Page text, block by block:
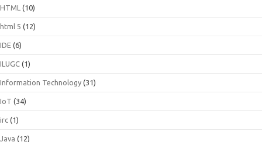
HTML (10)
html 5 (12)
IDE (6)
ILUGC (1)
Information Technology (31)
IoT (34)
irc (1)
Java (12)